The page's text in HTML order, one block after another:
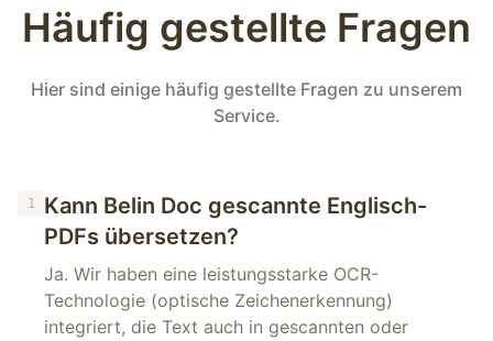
Häufig gestellte Fragen
Hier sind einige häufig gestellte Fragen zu unserem
Service.
1
Kann Belin Doc gescannte Englisch-
PDFs übersetzen?
Ja. Wir haben eine leistungsstarke OCR-
Technologie (optische Zeichenerkennung)
integriert, die Text auch in gescannten oder